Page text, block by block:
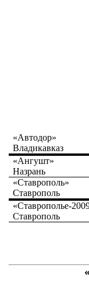
«Автодор»
Владикавказ
«Ангушт»
Назрань
«Ставрополь»
Ставрополь
«Ставрополье-
Ставрополь